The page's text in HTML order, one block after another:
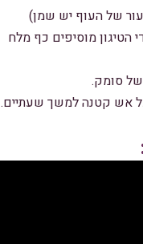
של העוף יש שמן)
הטיגון מוסיפים כף מלח
של סומק.
אש קטנה למשך שעתיים.